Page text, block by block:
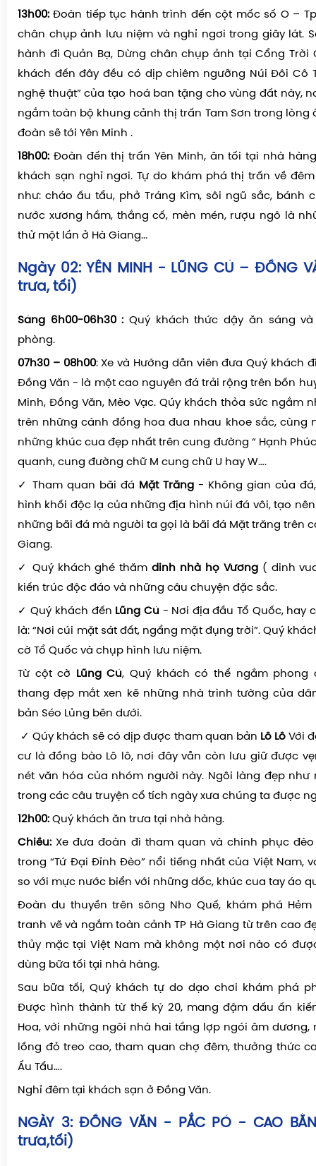
11h30: Quý khách dùng bữa trưa tại nhà hàng.
13h00: Đoàn tiếp tục hành trình đến cột mốc số O –
chân chụp ảnh lưu niệm và nghỉ ngơi trong giây lát.
hành đi Quản Bạ, Dừng chân chụp ảnh tại Cổng Trời
khách đến đây đều có dịp chiêm ngưỡng Núi Đôi Cô
nghệ thuật” của tạo hoá ban tặng cho vùng đất này,
ngắm toàn bộ khung cảnh thị trấn Tam Sơn trong lòng
đoàn sẽ tới Yên Minh .
18h00:Đoàn đến thị trấn Yên Minh, ăn tối tại nhà
khách sạn nghỉ ngơi. Tự do khám phá thị trấn về
như: cháo ấu tẩu, phở Tráng Kìm, sôi ngũ sắc, bánh
nước xương hầm, thắng cố, mèn mén, rượu ngô là
thử một lần ở Hà Giang...
Ngày 02: YÊN MINH - LŨNG CÚ – ĐỒNG
Sáng 6h00-06h30 :
phòng.
07h30 – 08h00: Xe và Hướng dẫn viên đưa Quý khách
Đồng Văn - là một cao nguyên đá trải rộng trên bốn
Minh, Đồng Văn, Mèo Vạc. Qúy khách thỏa sức ngắm
trên những cánh đồng hoa đua nhau khoe sắc, cùng
những khúc cua đẹp nhất trên cung đường “ Hạnh
quanh, cung đường chữ M cung chữ U hay W….
✓ Tham quan bãi đáMặt Trăng- Không gian của
hình khối độc lạ của những địa hình núi đá vôi, tạo
những bãi đá mà người ta gọi là bãi đá Mặt trăng trên
Giang.
✓ Quý khách ghé thămdinh nhà họ Vương( dinh
kiến trúc độc đáo và những câu chuyện đặc sắc.
✓ Quý khách đếnLũng Cú- Nơi địa đầu Tổ Quốc, hay
là: “Nơi cúi mặt sát đất, ngẩng mặt đụng trời”. Quý
cờ Tổ Quốc và chụp hình lưu niệm.
Từ cột cờ Lũng Cú , Quý khách có thể ngắm phong
thang đẹp mắt xen kẽ những nhà trình tường của
bản Séo Lủng bên dưới.
✓ Qúy khách sẽ có dịp được tham quan bảnLô LôVới
cư là đồng bào Lô lô, nơi đây vẫn còn lưu giữ được
nét văn hóa của nhóm người này. Ngôi làng đẹp như
trong các câu truyện cổ tích ngày xưa chúng ta được
12h00:Quý khách ăn trưa tại nhà hàng.
Chiều: Xe đưa đoàn đi tham quan và chinh phục đèo
trong “Tứ Đại Đỉnh Đèo” nổi tiếng nhất của Việt Nam,
so với mực nước biển với những dốc, khúc cua tay áo
Đoàn du thuyền trên sông Nho Quế, khám phá
tranh vẽ và ngắm toàn cảnh TP Hà Giang từ trên cao
thủy mặc tại Việt Nam mà không một nơi nào có
dùng bữa tối tại nhà hàng.
Sau bữa tối, Quý khách tự do dạo chơi khám phá
Được hình thành từ thế kỷ 20, mang đậm dấu ấn
Hoa, với những ngôi nhà hai tầng lợp ngói âm dương,
lồng đỏ treo cao, tham quan chợ đêm, thưởng thức
Ấu Tẩu….
Nghỉ đêm tại khách sạn ở Đồng Văn.
NGÀY 3: ĐỒNG VĂN - PẮC PÓ - CAO